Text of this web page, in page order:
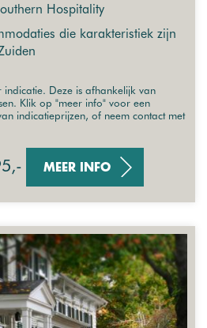
Hospitality
die karakteristiek zijn
indicatie. Deze is afhankelijk van
Klik op "meer info" voor een
indicatieprijzen, of neem contact met
MEER INFO